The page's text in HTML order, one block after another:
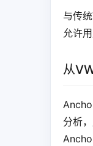
与传
允许
从
分析